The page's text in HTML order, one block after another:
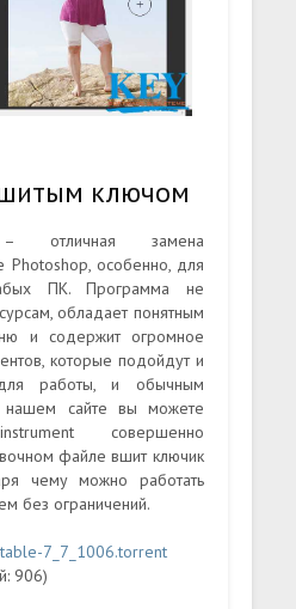
ключом
– отличная замена
Photoshop, особенно, для
ПК. Программа не
обладает понятным
и содержит огромное
которые подойдут и
работы, и обычным
нашем сайте вы можете
совершенно
файле вшит ключик
чему можно работать
без ограничений.
7_7_1006.torrent
906)